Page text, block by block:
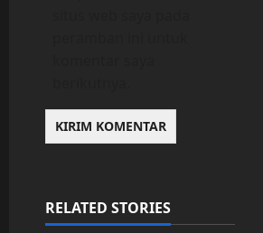
RELATED STORIES